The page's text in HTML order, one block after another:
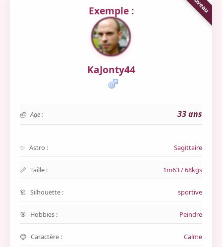
Exemple :
KaJonty44
Age : 33 ans
Astro : Sagittaire
Taille : 1m63 / 68kgs
Silhouette : sportive
Hobbies : Peindre
Caractère : Calme